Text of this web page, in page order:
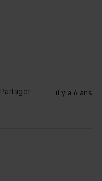
Partager il y a 6 ans